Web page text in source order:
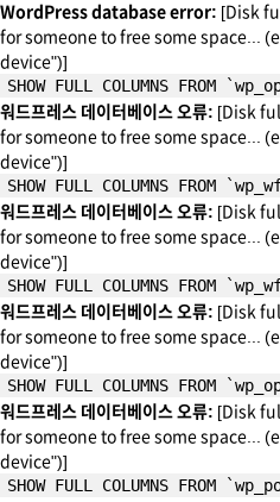
WordPress database error: [Disk
for someone to free some space...
device")]
SHOW FULL COLUMNS FROM
워드프레스 데이터베이스 오류: [Disk
for someone to free some space...
device")]
SHOW FULL COLUMNS FROM
워드프레스 데이터베이스 오류: [Disk
for someone to free some space...
device")]
SHOW FULL COLUMNS FROM
워드프레스 데이터베이스 오류: [Disk
for someone to free some space...
device")]
SHOW FULL COLUMNS FROM
워드프레스 데이터베이스 오류: [Disk
for someone to free some space...
device")]
SHOW FULL COLUMNS FROM